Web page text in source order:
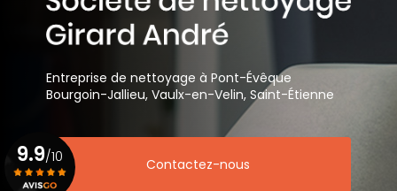
Entreprise de nettoyage à Pont-Évêque
Bourgoin-Jallieu, Vaulx-en-Velin, Saint-Étienne
Contactez-nous
9.9/10